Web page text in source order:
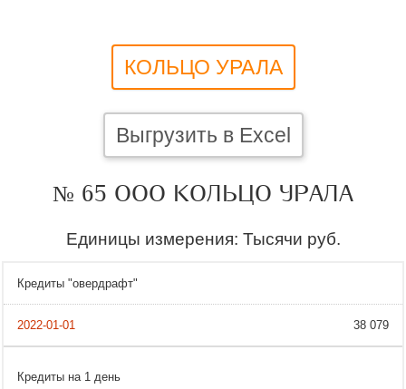
КОЛЬЦО УРАЛА
Выгрузить в Excel
№ 65 ООО КОЛЬЦО УРАЛА
Единицы измерения: Тысячи руб.
Кредиты "овердрафт"
38 079
Кредиты на 1 день